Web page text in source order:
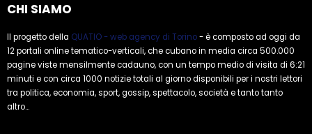
CHI SIAMO
Il progetto della QUATIO - web agency di Torino- è composto ad oggi da
12 portali online tematico-verticali, che cubano in media circa 500.000
pagine viste mensilmente cadauno, con un tempo medio di visita di 6:21
minuti e con circa 1000 notizie totali al giorno disponibili per i nostri lettori
tra politica, economia, sport, gossip, spettacolo, società e tanto tanto
altro...